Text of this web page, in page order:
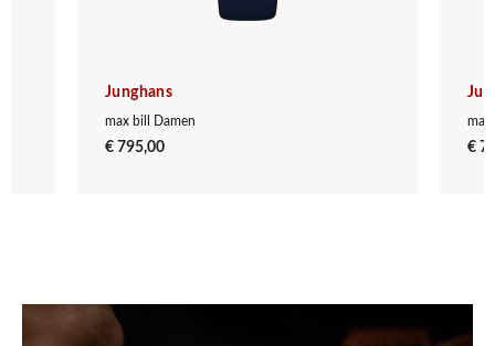
Junghans
max bill Damen
€ 795,00
max
€